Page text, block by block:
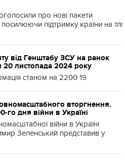
про нові пакети
підтримку країни на тлі
від Генштабу ЗСУ на ранок
20 листопада 2024 року
станом на 2200 19
вторгнення.
го дня війни в Україні
війни в Україні
Зеленський представив у